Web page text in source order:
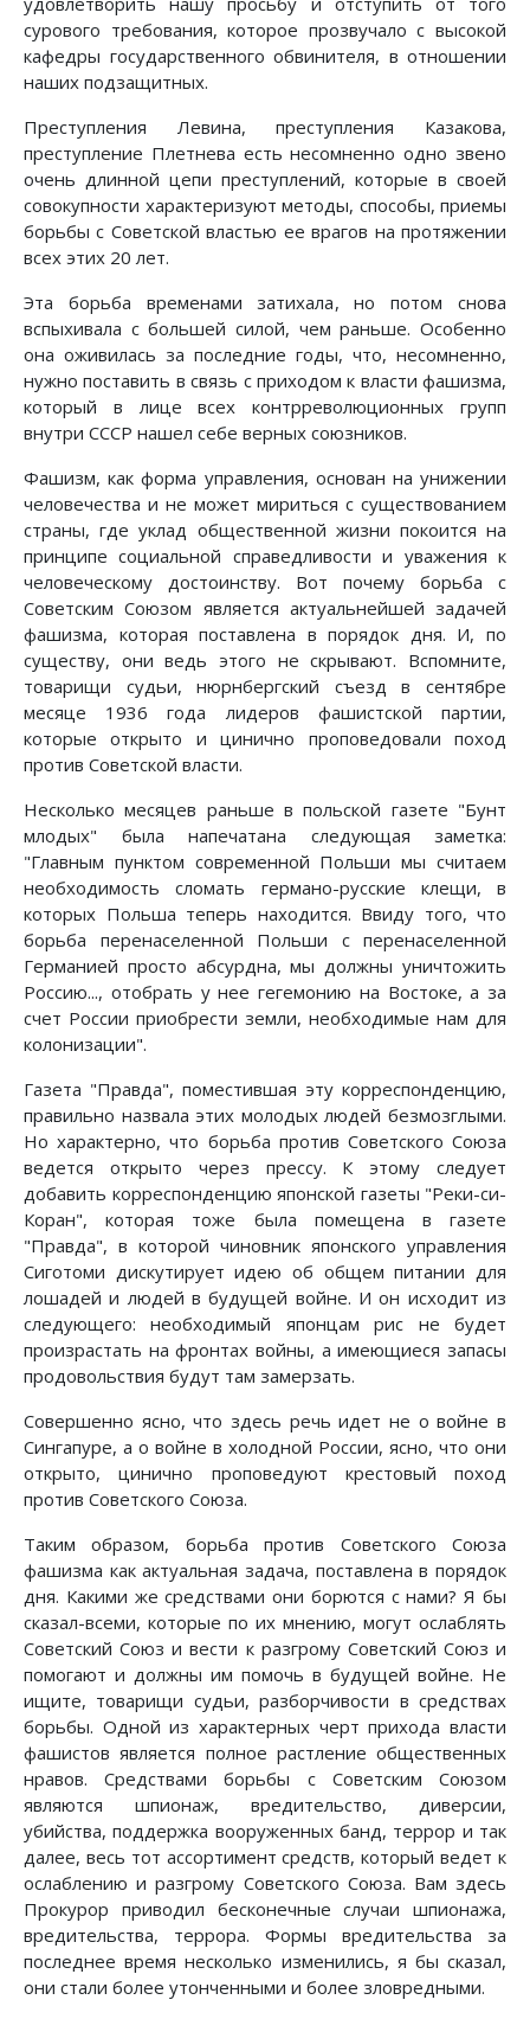
сурового требования, которое прозвучало с высокой
кафедры государственного обвинителя, в отношении
наших подзащитных.
Преступления Левина, преступления Казакова,
преступление Плетнева есть несомненно одно звено
очень длинной цепи преступлений, которые в своей
совокупности характеризуют методы, способы, приемы
борьбы с Советской властью ее врагов на протяжении
всех этих 20 лет.
Эта борьба временами затихала, но потом снова
вспыхивала с большей силой, чем раньше. Особенно
она оживилась за последние годы, что, несомненно,
нужно поставить в связь с приходом к власти фашизма,
который в лице всех контрреволюционных групп
внутри СССР нашел себе верных союзников.
Фашизм, как форма управления, основан на унижении
человечества и не может мириться с существованием
страны, где уклад общественной жизни покоится на
принципе социальной справедливости и уважения к
человеческому достоинству. Вот почему борьба с
Советским Союзом является актуальнейшей задачей
фашизма, которая поставлена в порядок дня. И, по
существу, они ведь этого не скрывают. Вспомните,
товарищи судьи, нюрнбергский съезд в сентябре
месяце 1936 года лидеров фашистской партии,
которые открыто и цинично проповедовали поход
против Советской власти.
Несколько месяцев раньше в польской газете "Бунт
млодых" была напечатана следующая заметка:
"Главным пунктом современной Польши мы считаем
необходимость сломать германо-русские клещи, в
которых Польша теперь находится. Ввиду того, что
борьба перенаселенной Польши с перенаселенной
Германией просто абсурдна, мы должны уничтожить
Россию..., отобрать у нее гегемонию на Востоке, а за
счет России приобрести земли, необходимые нам для
колонизации".
Газета "Правда", поместившая эту корреспонденцию,
правильно назвала этих молодых людей безмозглыми.
Но характерно, что борьба против Советского Союза
ведется открыто через прессу. К этому следует
добавить корреспонденцию японской газеты "Реки-си-
Коран", которая тоже была помещена в газете
"Правда", в которой чиновник японского управления
Сиготоми дискутирует идею об общем питании для
лошадей и людей в будущей войне. И он исходит из
следующего: необходимый японцам рис не будет
произрастать на фронтах войны, а имеющиеся запасы
продовольствия будут там замерзать.
Совершенно ясно, что здесь речь идет не о войне в
Сингапуре, а о войне в холодной России, ясно, что они
открыто, цинично проповедуют крестовый поход
против Советского Союза.
Таким образом, борьба против Советского Союза
фашизма как актуальная задача, поставлена в порядок
дня. Какими же средствами они борются с нами? Я бы
сказал-всеми, которые по их мнению, могут ослаблять
Советский Союз и вести к разгрому Советский Союз и
помогают и должны им помочь в будущей войне. Не
ищите, товарищи судьи, разборчивости в средствах
борьбы. Одной из характерных черт прихода власти
фашистов является полное растление общественных
нравов. Средствами борьбы с Советским Союзом
являются шпионаж, вредительство, диверсии,
убийства, поддержка вооруженных банд, террор и так
далее, весь тот ассортимент средств, который ведет к
ослаблению и разгрому Советского Союза. Вам здесь
Прокурор приводил бесконечные случаи шпионажа,
вредительства, террора. Формы вредительства за
последнее время несколько изменились, я бы сказал,
они стали более утонченными и более зловредными.